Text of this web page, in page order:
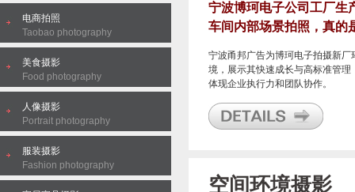
宁波博珂电子公司工厂生
车间内部场景拍照，真的
宁波甬邦广告为博珂电子拍摄新厂
境，展示其快速成长与高标准管理
体现企业执行力和团队协作。
空间环境摄影
电商拍照
Taobao photography
美食摄影
Food photography
人像摄影
Portrait photography
服装摄影
Fashion photography